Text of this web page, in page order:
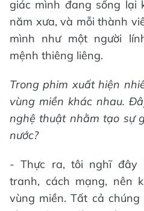
giác mình đang sống lại
năm xưa, và mỗi thành
mình như một người
mệnh thiêng liêng.
Trong phim xuất hiện
vùng miền khác nhau.
nghệ thuật nhằm tạo sự
nước?
- Thực ra, tôi nghĩ đây
tranh, cách mạng, nên
vùng miền. Tất cả